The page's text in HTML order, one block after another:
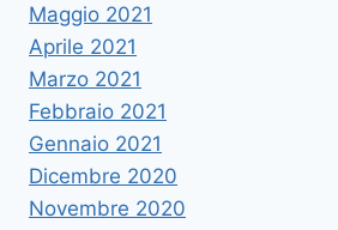
Maggio 2021
Aprile 2021
Marzo 2021
Febbraio 2021
Gennaio 2021
Dicembre 2020
Novembre 2020